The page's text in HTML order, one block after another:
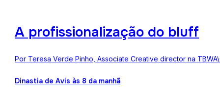
A profissionalização do bluff
Por Teresa Verde Pinho, Associate Creative director na
Dinastia de Avis às 8 da manhã